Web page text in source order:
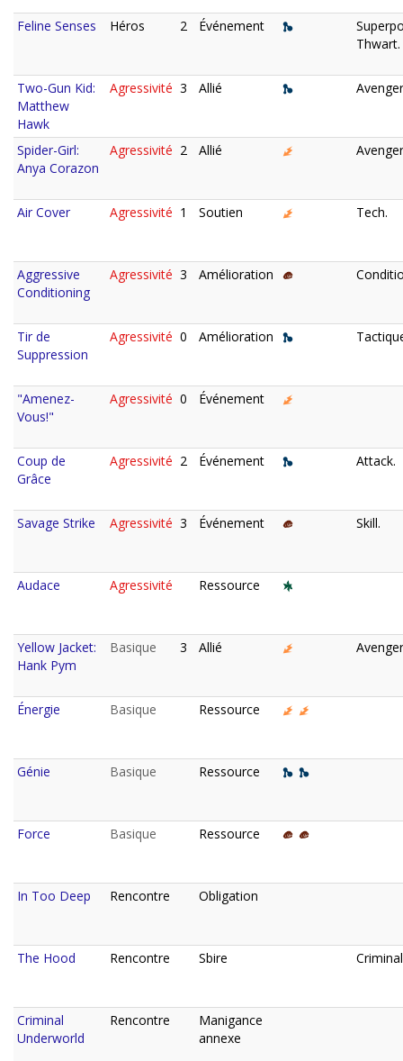
Feline Senses Héros 2 Événement
Thwart.
Two-Gun Kid:
Matthew
Hawk
Agressivité 3 Allié
Spider-Girl:
Anya Corazon
Agressivité 2 Allié
Air Cover Agressivité 1 Soutien Tech.
Aggressive
Conditioning
Agressivité 3 Amélioration
Tir de
Suppression
Agressivité 0 Amélioration
"Amenez-
Vous!"
Agressivité 0 Événement
Coup de
Grâce
Agressivité 2 Événement Attack.
Savage Strike Agressivité 3 Événement Skill.
Audace Agressivité Ressource
Yellow Jacket:
Hank Pym
Basique 3 Allié
Énergie Basique Ressource
Génie Basique Ressource
Force Basique Ressource
In Too Deep Rencontre Obligation
The Hood Rencontre Sbire
Criminal
Underworld
Rencontre
Manigance
annexe